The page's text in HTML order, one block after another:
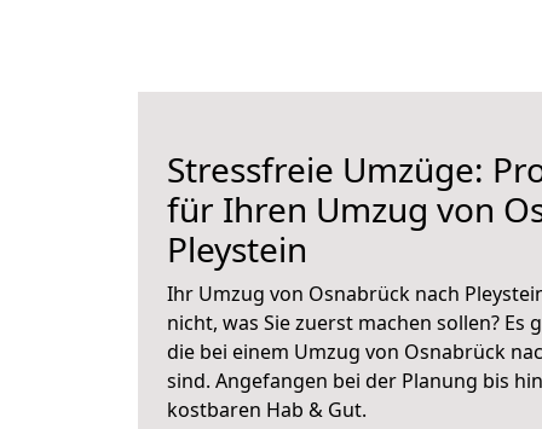
Stressfreie Umzüge:
für Ihren Umzug von
Pleystein
Ihr Umzug von Osnabrück nach
nicht, was Sie zuerst machen sollen?
die bei einem Umzug von Osnabrück
sind. Angefangen bei der Planung bis
kostbaren Hab & Gut.